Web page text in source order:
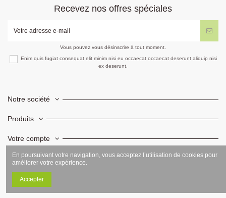
Recevez nos offres spéciales
Vous pouvez vous désinscrire à tout moment.
Enim quis fugiat consequat elit minim nisi eu occaecat occaecat deserunt aliquip nisi
ex deserunt.
Notre société
Produits
Votre compte
Informations
En poursuivant votre navigation, vous acceptez l’utilisation de cookies pour
améliorer votre expérience.
Accepter